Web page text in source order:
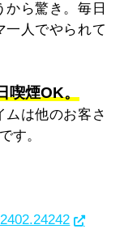
から驚き。毎日
一人でやられて
喫煙OK。
ムは他のお客さ
す。